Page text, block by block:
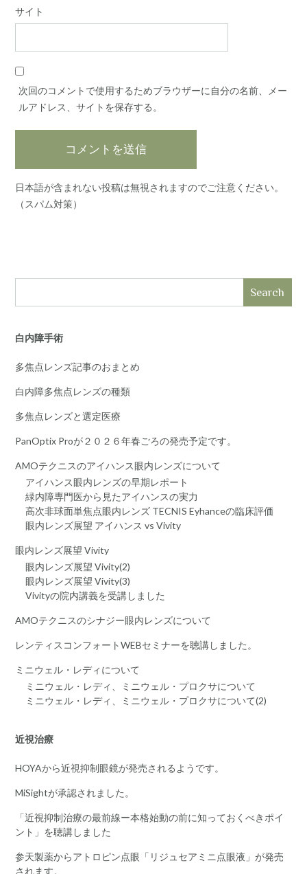
サイト
次回のコメントで使用するためブラウザーに自分の名前、メー
ルアドレス、サイトを保存する。
日本語が含まれない投稿は無視されますのでご注意ください。
（スパム対策）
Search
白内障手術
多焦点レンズ記事のおまとめ
白内障多焦点レンズの種類
多焦点レンズと選定医療
PanOptix Proが２０２６年春ごろの発売予定です。
AMOテクニスのアイハンス眼内レンズについて
アイハンス眼内レンズの早期レポート
緑内障専門医から見たアイハンスの実力
高次非球面単焦点眼内レンズ TECNIS Eyhanceの臨床評価
眼内レンズ展望 アイハンス vs Vivity
眼内レンズ展望 Vivity
眼内レンズ展望 Vivity(2)
眼内レンズ展望 Vivity(3)
Vivityの院内講義を受講しました
AMOテクニスのシナジー眼内レンズについて
レンティスコンフォートWEBセミナーを聴講しました。
ミニウェル・レディについて
ミニウェル・レディ、ミニウェル・プロクサについて
ミニウェル・レディ、ミニウェル・プロクサについて(2)
近視治療
HOYAから近視抑制眼鏡が発売されるようです。
MiSightが承認されました。
「近視抑制治療の最前線ー本格始動の前に知っておくべきポイ
ント」を聴講しました
参天製薬からアトロピン点眼「リジュセアミニ点眼液」が発売
されます。